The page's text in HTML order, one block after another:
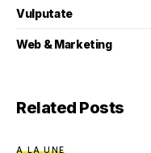
Vulputate
Web & Marketing
Related Posts
A LA UNE